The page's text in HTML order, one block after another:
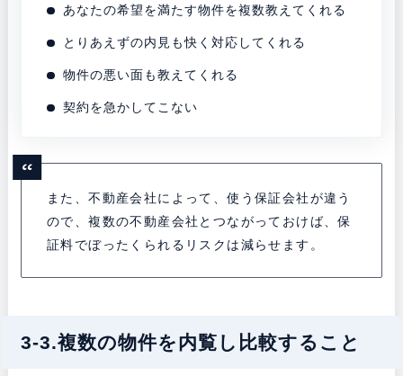
あなたの希望を満たす物件を複数教えてくれる
とりあえずの内見も快く対応してくれる
物件の悪い面も教えてくれる
契約を急かしてこない
また、不動産会社によって、使う保証会社が違う
ので、複数の不動産会社とつながっておけば、保
証料でぼったくられるリスクは減らせます。
3-3.複数の物件を内覧し比較すること